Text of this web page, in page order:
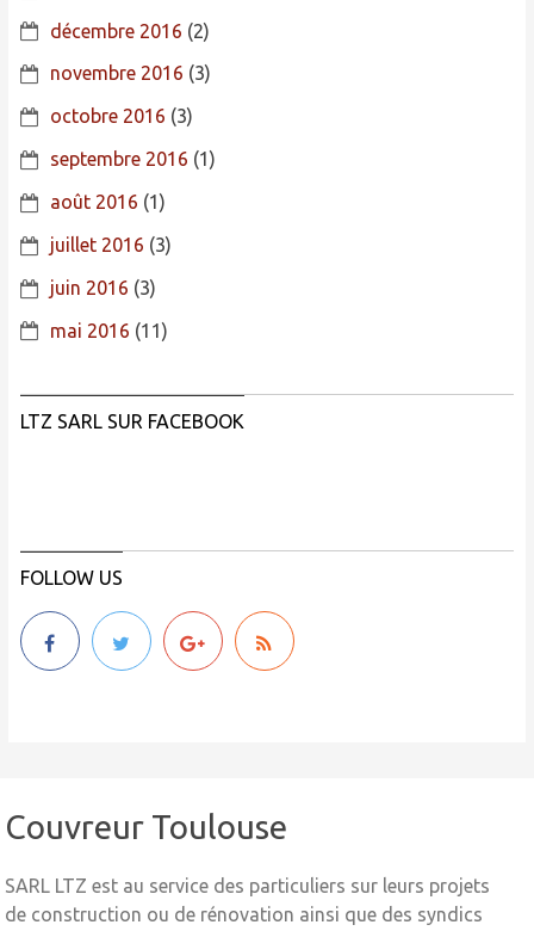
décembre 2016 (2)
novembre 2016 (3)
octobre 2016 (3)
septembre 2016 (1)
août 2016 (1)
juillet 2016 (3)
juin 2016 (3)
mai 2016 (11)
LTZ SARL SUR FACEBOOK
FOLLOW US
Couvreur Toulouse
SARL LTZ est au service des particuliers sur leurs projets
de construction ou de rénovation ainsi que des syndics